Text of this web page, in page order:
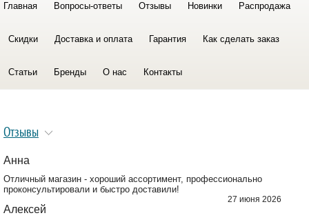
Главная Вопросы-ответы Отзывы Новинки Распродажа
Скидки Доставка и оплата Гарантия Как сделать заказ
Статьи Бренды О нас Контакты
Отзывы
Анна
Отличный магазин - хороший ассортимент, профессионально
проконсультировали и быстро доставили!
27 июня 2026
Алексей